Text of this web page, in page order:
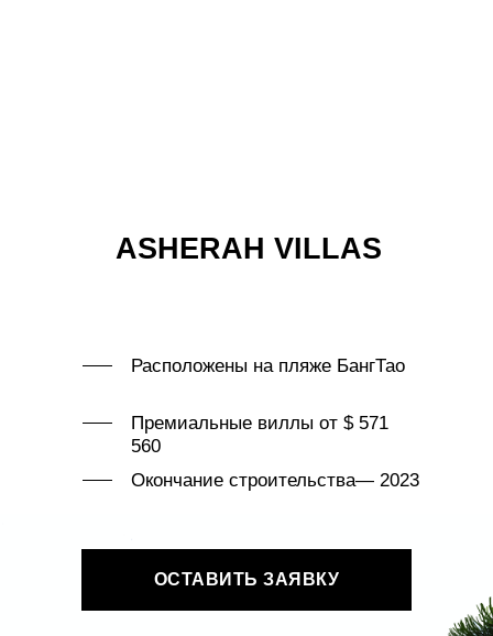
Окончание строительства— 2023
Премиальные виллы от $ 571
560
Расположены на пляже БангТао
ASHERAH VILLAS
ОСТАВИТЬ ЗАЯВКУ